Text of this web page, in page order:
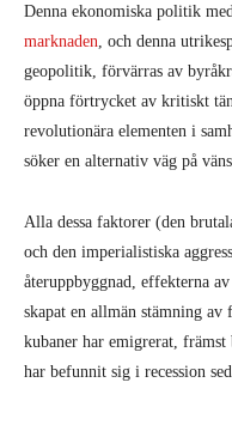
Denna ekonomiska politik
marknaden , och denna
geopolitik, förvärras av
öppna förtrycket av kritiskt
revolutionära elementen i
söker en alternativ väg på
Alla dessa faktorer (den
och den imperialistiska
återuppbyggnad, effekterna
skapat en allmän stämning
kubaner har emigrerat,
har befunnit sig i recession